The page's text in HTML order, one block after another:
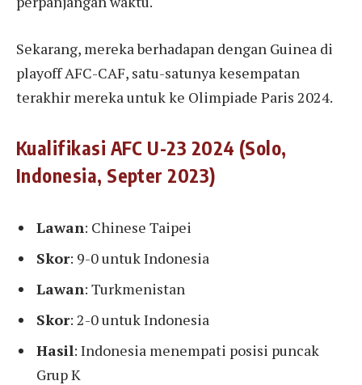
Sekarang, mereka berhadapan dengan Guinea di
playoff AFC-CAF, satu-satunya kesempatan
terakhir mereka untuk ke Olimpiade Paris 2024.
Kualifikasi AFC U-23 2024 (Solo,
Indonesia, Septer 2023)
Lawan: Chinese Taipei
Skor: 9-0 untuk Indonesia
Lawan: Turkmenistan
Skor: 2-0 untuk Indonesia
Hasil: Indonesia menempati posisi puncak
Grup K